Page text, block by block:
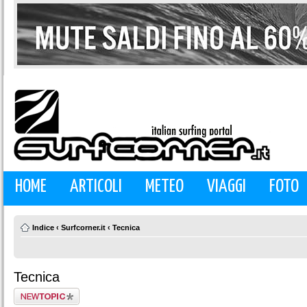
HOME ARTICOLI METEO VIAGGI FOTO
Indice ‹ Surfcorner.it ‹ Tecnica
Tecnica
Scrivi un nuovo
argomento